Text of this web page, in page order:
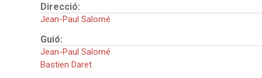
Direcció:
Jean-Paul Salomé
Guió:
Jean-Paul Salomé
Bastien Daret